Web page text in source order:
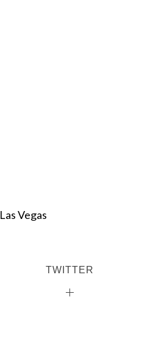
Las Vegas
TWITTER